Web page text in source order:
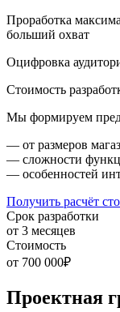
Проработка
больший охват
Оцифровка
Стоимость
Мы формируем
— от размеров
— сложности
— особенностей
Получить расчёт
Срок разработки
от 3 месяцев
Стоимость
от 700 000₽
Проектная